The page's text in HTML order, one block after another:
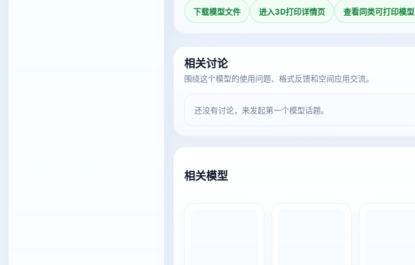
下载模型文件 进入3D打印详情页 查看同类可打印模型
相关讨论
围绕这个模型的使用问题、格式反馈和空间应用交流。
还没有讨论，来发起第一个模型话题。
相关模型